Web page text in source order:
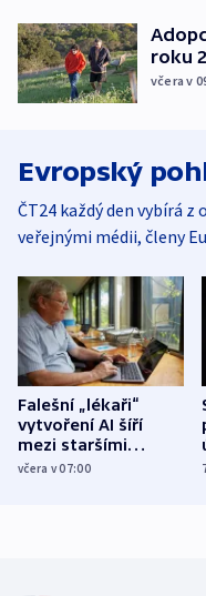
roku
včera v
Evropský
ČT24 každý den vybírá
veřejnými médii, členy
Falešní „lékaři“
vytvoření AI šíří
mezi staršími
Poláky nebezpečné
včera v 07:00